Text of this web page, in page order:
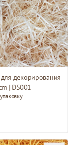
декорирования
| DS001